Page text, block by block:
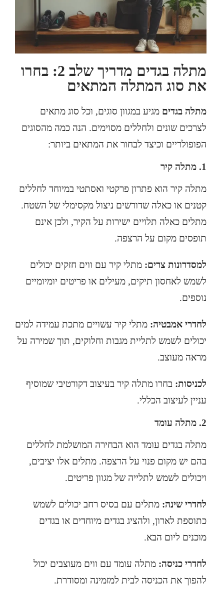
מתלה בגדים מדריך שלב 2: בחרו
את סוג המתלה המתאים
מתלה בגדים מגיע במגוון סוגים, וכל סוג מתאים
לצרכים שונים ולחללים מסוימים. הנה כמה מהסוגים
הפופולריים וכיצד לבחור את המתאים ביותר:
1. מתלה קיר
מתלה קיר הוא פתרון פרקטי ואסתטי במיוחד לחללים
קטנים או כאלה שדורשים ניצול מקסימלי של השטח.
מתלים כאלה תלויים ישירות על הקיר, ולכן אינם
תופסים מקום על הרצפה.
למסדרונות צרים: מתלי קיר עם ווים חזקים יכולים
לשמש לאחסון תיקים, מעילים או פריטים יומיומיים
נוספים.
לחדרי אמבטיה: מתלי קיר עשויים מתכת עמידה למים
יכולים לשמש לתליית מגבות וחלוקים, תוך שמירה על
מראה מעוצב.
לכניסות: בחרו מתלה קיר בעיצוב דקורטיבי שמוסיף
עניין לעיצוב הכללי.
2. מתלה עומד
מתלה בגדים עומד הוא הבחירה המושלמת לחללים
בהם יש מקום פנוי על הרצפה. מתלים אלו יציבים,
ויכולים לשמש לתלייה של מגוון פריטים.
לחדרי שינה: מתלים עם בסיס רחב יכולים לשמש
כתוספת לארון, ולהציג בגדים מיוחדים או בגדים
מוכנים ליום הבא.
לחדרי כניסה: מתלה עומד עם ווים מעוצבים יכול
להפוך את הכניסה לבית למזמינה ומסודרת.